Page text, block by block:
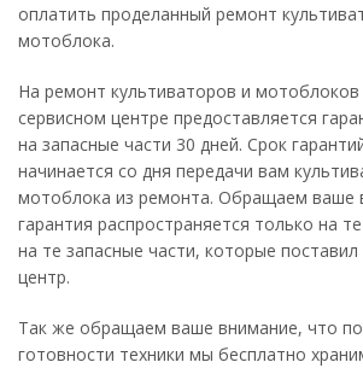
оплатить проделанный ремонт
мотоблока.
На ремонт культиваторов и
сервисном центре предоставляется
на запасные части 30 дней. Срок
начинается со дня передачи вам
мотоблока из ремонта. Обращаем ваше
гарантия распространяется только на
на те запасные части, которые
центр.
Так же обращаем ваше внимание, что
готовности техники мы бесплатно